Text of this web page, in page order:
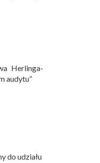
Herlinga-
audytu”
do udziału